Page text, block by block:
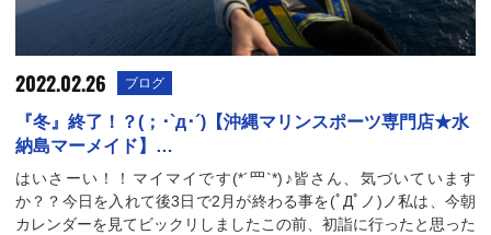
2022.02.26 ブログ
『冬』終了！？(；･`д･´)【沖縄マリンスポーツ専門店★水
納島マーメイド】…
はいさーい！！マイマイです(*´罒`*)♪皆さん、気づいています
か？？今日を入れて後3日で2月が終わる事を(ﾟДﾟノ)ノ私は、今朝
カレンダーを見てビックリしましたこの前、初詣に行ったと思った